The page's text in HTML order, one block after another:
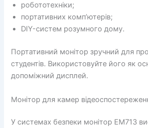
робототехніки;
портативних комп’ютерів;
DIY-систем розумного дому.
Портативний монітор зручний для
студентів. Використовуйте його як
допоміжний дисплей.
Монітор для камер
У системах безпеки монітор EM713